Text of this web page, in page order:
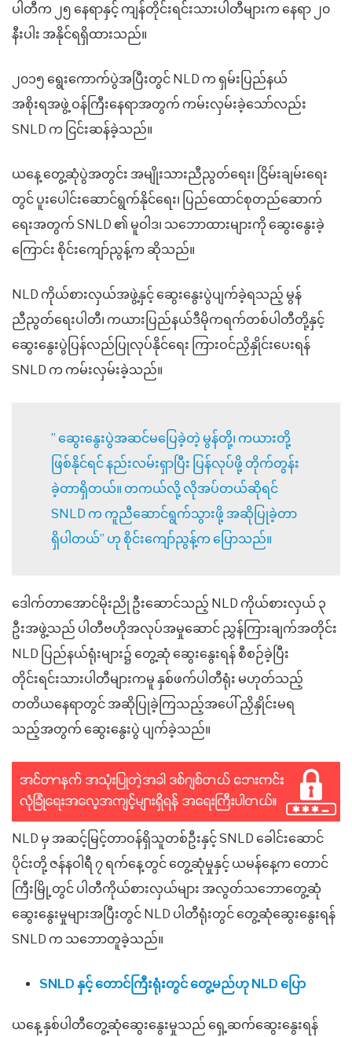
ပါတီက ၂၅ နေရာနှင့် ကျန်တိုင်းရင်းသားပါတီများက နေရာ ၂၀
နီးပါး အနိုင်ရရှိထားသည်။
၂၀၁၅ ရွေးကောက်ပွဲအပြီးတွင် NLD က ရှမ်းပြည်နယ်
အစိုးရအဖွဲ့ ဝန်ကြီးနေရာအတွက် ကမ်းလှမ်းခဲ့သော်လည်း
SNLD က ငြင်းဆန်ခဲ့သည်။
ယနေ့ တွေ့ဆုံပွဲအတွင်း အမျိုးသားညီညွတ်ရေး၊ ငြိမ်းချမ်းရေး
တွင် ပူးပေါင်းဆောင်ရွက်နိုင်ရေး၊ ပြည်ထောင်စုတည်ဆောက်
ရေးအတွက် SNLD ၏ မူဝါဒ၊ သဘောထားများကို ဆွေးနွေးခဲ့
ကြောင်း စိုင်းကျော်ညွန့်က ဆိုသည်။
NLD ကိုယ်စားလှယ်အဖွဲ့နှင့် ဆွေးနွေးပွဲပျက်ခဲ့ရသည့် မွန်
ညီညွတ်ရေးပါတီ၊ ကယားပြည်နယ်ဒီမိုကရက်တစ်ပါတီတို့နှင့်
ဆွေးနွေးပွဲပြန်လည်ပြုလုပ်နိုင်ရေး ကြားဝင်ညှိနှိုင်းပေးရန်
SNLD က ကမ်းလှမ်းခဲ့သည်။
” ဆွေးနွေးပွဲအဆင်မပြေခဲ့တဲ့ မွန်တို့၊ ကယားတို့
ဖြစ်နိုင်ရင် နည်းလမ်းရှာပြီး ပြန်လုပ်ဖို့ တိုက်တွန်း
ခဲ့တာရှိတယ်။ တကယ်လို့ လိုအပ်တယ်ဆိုရင်
SNLD က ကူညီဆောင်ရွက်သွားဖို့ အဆိုပြုခဲ့တာ
ရှိပါတယ်” ဟု စိုင်းကျော်ညွန့်က ပြောသည်။
ဒေါက်တာအောင်မိုးညို ဦးဆောင်သည့် NLD ကိုယ်စားလှယ် ၃
ဦးအဖွဲ့သည် ပါတီဗဟိုအလုပ်အမှုဆောင် ညွှန်ကြားချက်အတိုင်း
NLD ပြည်နယ်ရုံးများ၌ တွေ့ဆုံ ဆွေးနွေးရန် စီစဉ်ခဲ့ပြီး
တိုင်းရင်းသားပါတီများကမူ နှစ်ဖက်ပါတီရုံး မဟုတ်သည့်
တတိယနေရာတွင် အဆိုပြုခဲ့ကြသည့်အပေါ် ညှိနှိုင်းမရ
သည့်အတွက် ဆွေးနွေးပွဲ ပျက်ခဲ့သည်။
NLD မှ အဆင့်မြင့်တာဝန်ရှိသူတစ်ဦးနှင့် SNLD ခေါင်းဆောင်
ပိုင်းတို့ ဇန်နဝါရီ ၇ ရက်နေ့တွင် တွေ့ဆုံမှုနှင့် ယမန်နေ့က တောင်
ကြီးမြို့တွင် ပါတီကိုယ်စားလှယ်များ အလွတ်သဘောတွေ့ဆုံ
ဆွေးနွေးမှုများအပြီးတွင် NLD ပါတီရုံးတွင် တွေ့ဆုံဆွေးနွေးရန်
SNLD က သဘောတူခဲ့သည်။
SNLD နှင့် တောင်ကြီးရုံးတွင် တွေ့မည်ဟု NLD ပြော
ယနေ့ နှစ်ပါတီတွေ့ဆုံဆွေးနွေးမှုသည် ရှေ့ဆက်ဆွေးနွေးရန်